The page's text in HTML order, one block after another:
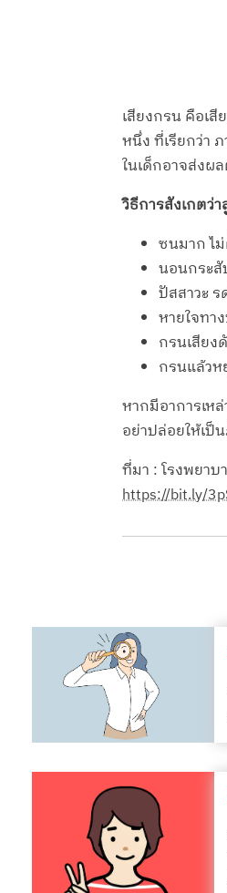
เสียงกรน คือเ
หนึ่ง ที่เรียกว่า
ในเด็กอาจส่งผ
วิธีการสังเกตว่
ซนมาก ไ
นอนกระ
ปัสสาวะ
หายใจทา
กรนเสียง
กรนแล้วห
หากมีอาการเห
อย่าปล่อยให้เป็
ที่มา : โรงพยา
https://bit.ly/